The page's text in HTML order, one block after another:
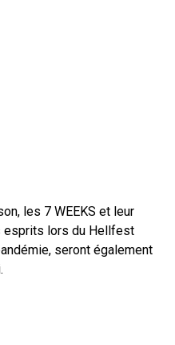
les 7 WEEKS et leur
esprits lors du Hellfest
seront également